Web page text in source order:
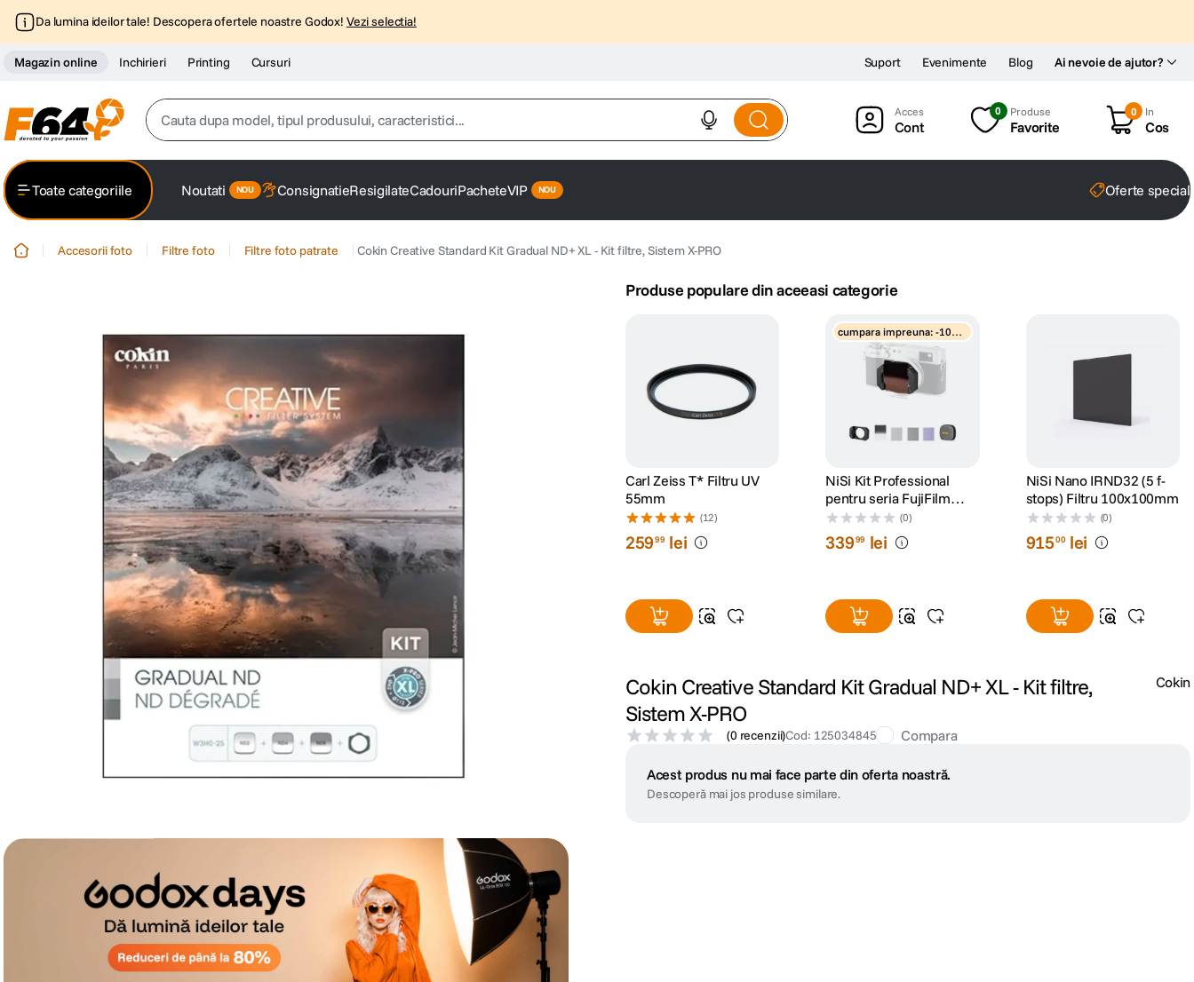
Da lumina ideilor tale! Descopera ofertele noastre Godox! Vezi selectia!
Magazin online Inchirieri Printing Cursuri Ai nevoie de ajutor?
Suport Evenimente Blog
Cauta dupa model, tipul produsului, caracteristici...
2 trepied
peak design
5. lavaliera
6. canon sx740 hs
7. card memorie
8. sony fx
9. dji mic mini
10. dji osmo pocket 4
Cont
0 Produse
Favorite
0 In
Cos
Toate categoriile Noutati ConsignatieResigilateCadouriPacheteVIP Oferte
Accesorii foto Filtre foto Filtre foto patrate Cokin Creative Standard Kit Gradual ND+ XL - Kit filtre, Sistem X-PRO
Produse populare din aceeasi categorie
Carl Zeiss T* Filtru UV
55mm
(12)
25999 lei
cumpara impreuna: -10%
discount
NiSi Kit Professional
pentru seria FujiFilm
X100
(0)
33999 lei
NiSi Nano IRND32 (5 f-
stops) Filtru 100x100mm
(0)
91500 lei
Cokin Creative Standard Kit Gradual ND+ XL - Kit filtre,
Sistem X-PRO
(0 recenzii)Cod: 125034845 Compara
Cokin
Acest produs nu mai face parte din oferta noastră.
Descoperă mai jos produse similare.